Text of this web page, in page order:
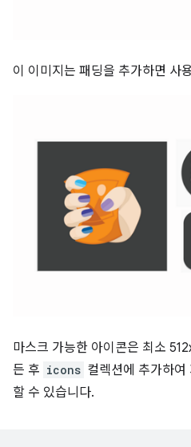
이 이미지는 패딩을 추가하면 사
마스크 가능한 아이콘은 최소
든 후 icons 컬렉션에 추가하여
할 수 있습니다.